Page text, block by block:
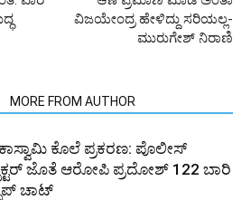
ವಿಜಯೇಂದ್ರ ಹೇಳಿದ್ದು ಸರಿಯಲ್ಲ-
ಮುರುಗೇಶ್ ನಿರಾಣಿ
MORE FROM AUTHOR
ಕೊಲೆ ಪ್ರಕರಣ: ಪೊಲೀಸ್
ಜೊತೆ ಆರೋಪಿ ಪ್ರದೋಶ್‌ 122 ಬಾರಿ
ಚಾಟ್